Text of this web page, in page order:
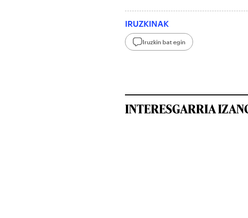
IRUZKINAK
Iruzkin bat egin
INTERESGARRIA